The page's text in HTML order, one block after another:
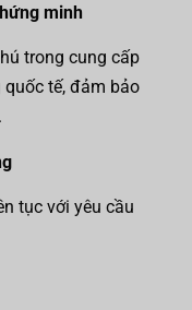
minh
trong cung cấp
tế, đảm bảo
tục với yêu cầu